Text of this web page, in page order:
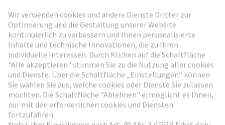
Weiter zur Anmeldung
Social Media